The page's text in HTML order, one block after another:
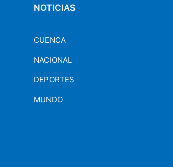
NOTICIAS
CUENCA
NACIONAL
DEPORTES
MUNDO